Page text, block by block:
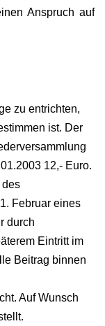
Anspruch auf
zu entrichten,
ist. Der
12,- Euro.
des
Februar eines
durch
Eintritt im
Beitrag binnen
Auf Wunsch